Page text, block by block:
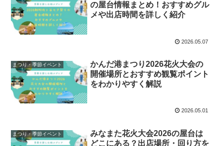
の屋台情報まとめ！おすすめグル
メや出店時間を詳しく紹介
2026.05.07
まつり・季節イベント
かんだ港まつり2026花火大会の
開催場所とおすすめ観覧ポイント
をわかりやすく解説
2026.05.01
まつり・季節イベント
みなまた花火大会2026の屋台は
どこにある？出店場所・回り方を